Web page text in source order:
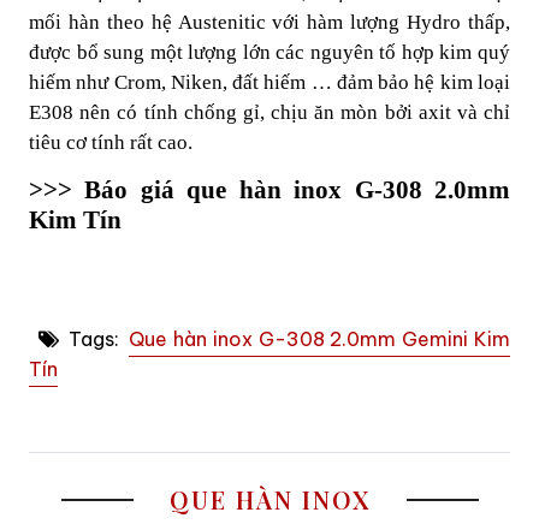
mối hàn theo hệ Austenitic với hàm lượng Hydro thấp,
được bổ sung một lượng lớn các nguyên tố hợp kim quý
hiếm như Crom, Niken, đất hiếm … đảm bảo hệ kim loại
E308 nên có tính chống gỉ, chịu ăn mòn bởi axit và chỉ
tiêu cơ tính rất cao.
>>> Báo giá que hàn inox G-308 2.0mm
Kim Tín
Tags: Que hàn inox G-308 2.0mm Gemini Kim
Tín
QUE HÀN INOX